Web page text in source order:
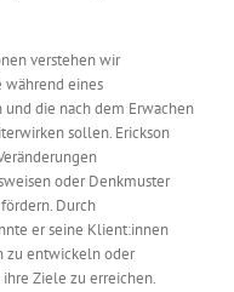
verstehen wir
während eines
die nach dem Erwachen
sollen. Erickson
oder Denkmuster
Durch
er seine Klient:innen
zu entwickeln oder
Ziele zu erreichen.